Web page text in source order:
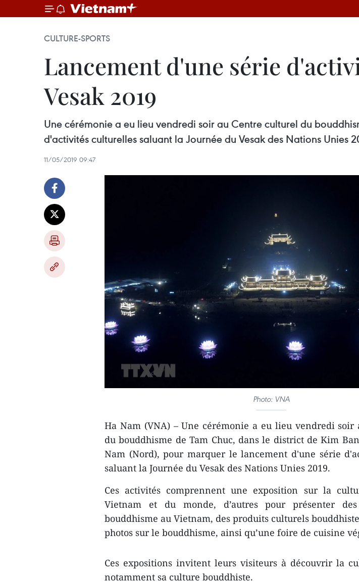
CULTURE-SPORTS
Lancement d'une série
Vesak 2019
Une cérémonie a eu lieu vendredi soir au Centre culturel du
d'activités culturelles saluant la Journée du Vesak des Nations Unies
11/05/2019 09:47
Photo: VNA
Ha Nam (VNA) – Une cérémonie a eu lieu vendredi soir
du bouddhisme de Tam Chuc, dans le district de Kim
Nam (Nord), pour marquer le lancement d'une série
saluant la Journée du Vesak des Nations Unies 2019.
Ces activités comprennent une exposition sur la
Vietnam et du monde, d’autres pour présenter
bouddhisme au Vietnam, des produits culturels
photos sur le bouddhisme, ainsi qu’une foire de cuisine
Ces expositions invitent leurs visiteurs à découvrir la
notamment sa culture bouddhiste.